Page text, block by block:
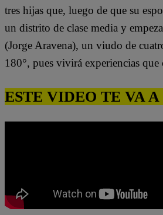
tres hijas que, luego de que su
un distrito de clase media y
(Jorge Aravena), un viudo de
180°, pues vivirá experiencias
ESTE VIDEO TE VA